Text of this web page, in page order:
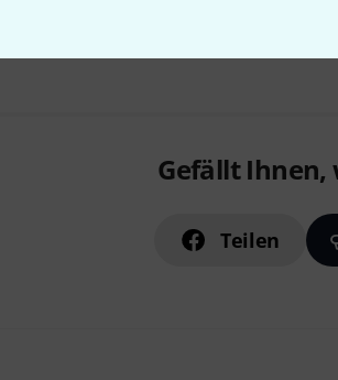
Gefällt Ihnen,
Teilen